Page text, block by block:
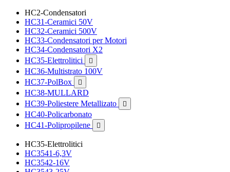
HC2-Condensatori
HC31-Ceramici 50V
HC32-Ceramici 500V
HC33-Condensatori per Motori
HC34-Condensatori X2
HC35-Elettrolitici

HC36-Multistrato 100V
HC37-PolBox

HC38-MULLARD
HC39-Poliestere Metallizato

HC40-Policarbonato
HC41-Polipropilene

HC35-Elettrolitici
HC3541-6,3V
HC3542-16V